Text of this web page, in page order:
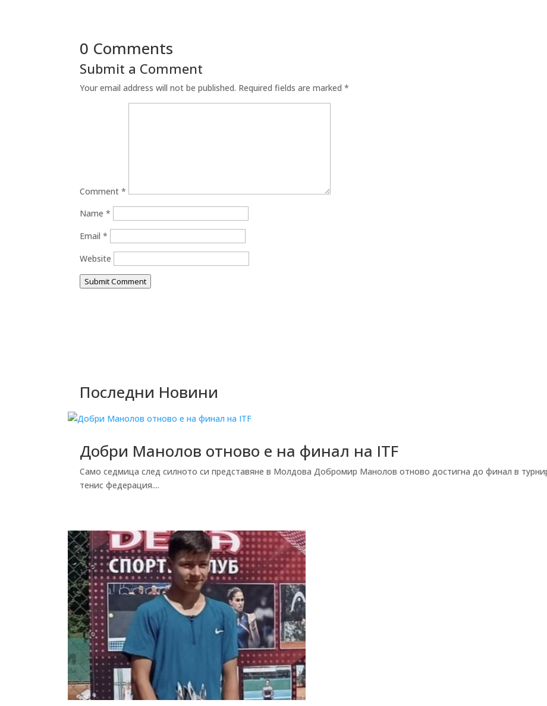
0 Comments
Submit a Comment
Your email address will not be published. Required fields are marked*
Comment*
Name*
Email*
Website
Submit Comment
Последни Новини
Добри Манолов отново е на финал на ITF
Само седмица след силното си представяне в Молдова Добромир Манолов отново достигна до финал в
тенис федерация....